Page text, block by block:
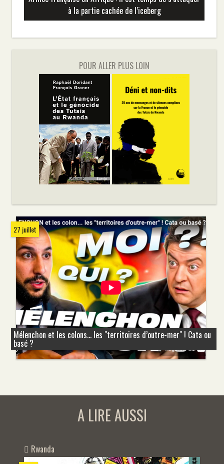
à la partie cachée de l’iceberg
POUR ALLER PLUS LOIN
27 juillet
Mélenchon et les colons... les "territoires d’outre-mer" ! Cata ou
basé ?
A LIRE AUSSI
Rwanda